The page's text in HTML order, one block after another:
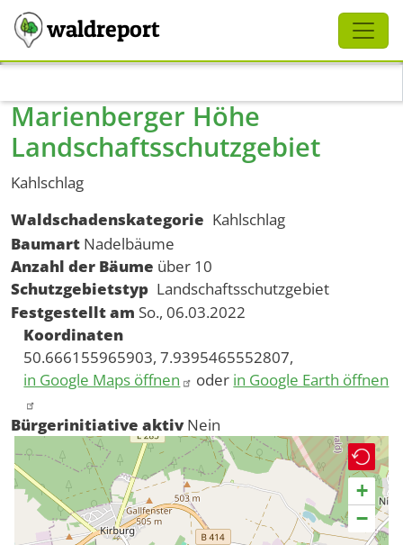
waldreport
Marienberger Höhe
Landschaftsschutzgebiet
Kahlschlag
Waldschadenskategorie Kahlschlag
Baumart Nadelbäume
Anzahl der Bäume über 10
Schutzgebietstyp Landschaftsschutzgebiet
Festgestellt am So., 06.03.2022
Koordinaten
50.666155965903, 7.9395465552807,
in Google Maps öffnen
oder in Google Earth öffnen
Bürgerinitiative aktiv Nein
+
−
Schliessen